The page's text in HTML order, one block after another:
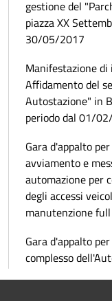
gestione del
piazza XX
30/05/2017
Manifestazione
Affidamento del
Autostazione" in
periodo dal 01/
Gara d'appalto
avviamento e
automazione per
degli accessi
manutenzione
Gara d'appalto
complesso